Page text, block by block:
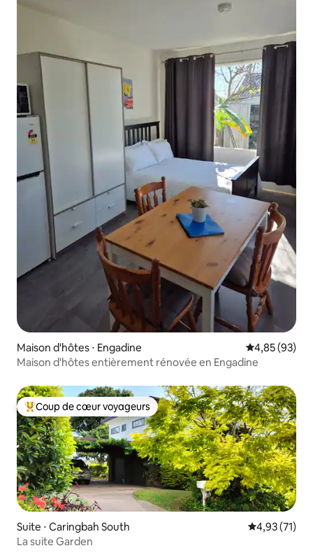
Maison d'hôtes ⋅ Engadine Évaluation
4,85 (93)
Maison d'hôtes entièrement rénovée en Engadine
Coups de cœur voyageurs les plus appréciés
Coup de cœur voyageurs
Suite ⋅ Caringbah South Évaluation
4,93 (71)
La suite Garden